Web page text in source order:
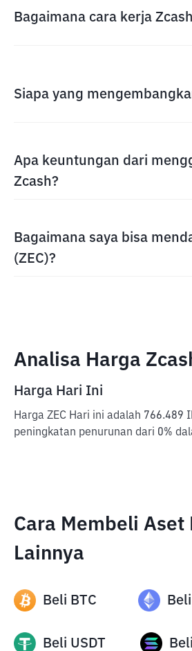
Bagaimana cara kerja
Siapa yang
Apa keuntungan dari
Zcash?
Bagaimana saya bisa
(ZEC)?
Analisa Harga
Harga Hari Ini
Harga ZEC Hari ini adalah 766.489
peningkatan penurunan dari 0%
Cara Membeli Aset
Lainnya
Beli BTC Beli
Beli USDT Beli